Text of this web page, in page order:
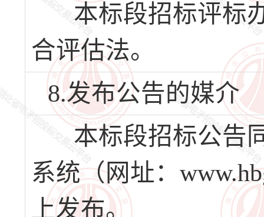
本标段招标评标
合评估法。
8.发布公告的媒介
本标段招标公告
系统（网址：
上发布。